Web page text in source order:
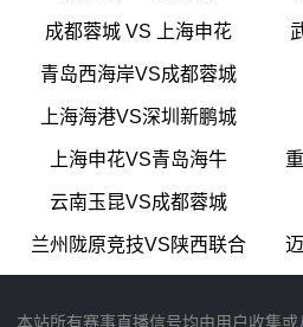
成都蓉城 VS 上海申花
青岛西海岸VS成都蓉城
上海海港VS深圳新鹏城
上海申花VS青岛海牛
云南玉昆VS成都蓉城
兰州陇原竞技VS陕西联合
本站所有赛事直播信号均由用户收集